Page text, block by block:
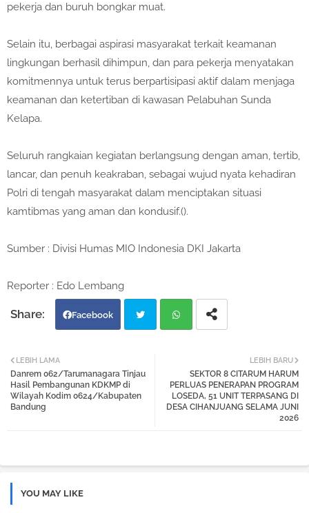
pekerja dan buruh bongkar muat.
Selain itu, berbagai aspirasi masyarakat terkait keamanan
lingkungan berhasil dihimpun, dan para pekerja menyatakan
komitmennya untuk terus berpartisipasi aktif dalam menjaga
keamanan dan ketertiban di kawasan Pelabuhan Sunda
Kelapa.
Seluruh rangkaian kegiatan berlangsung dengan aman, tertib,
lancar, dan penuh keakraban, sebagai wujud nyata kehadiran
Polri di tengah masyarakat dalam menciptakan situasi
kamtibmas yang aman dan kondusif.().
Sumber : Divisi Humas MIO Indonesia DKI Jakarta
Reporter : Edo Lembang
Facebook
tter
pp
LEBIH BARU
SEKTOR 8 CITARUM HARUM
PERLUAS PENERAPAN PROGRAM
LOSEDA, 51 UNIT TERPASANG DI
DESA CIHANJUANG SELAMA JUNI
2026
LEBIH LAMA
Danrem 062/Tarumanagara Tinjau
Hasil Pembangunan KDKMP di
Wilayah Kodim 0624/Kabupaten
Bandung
YOU MAY LIKE